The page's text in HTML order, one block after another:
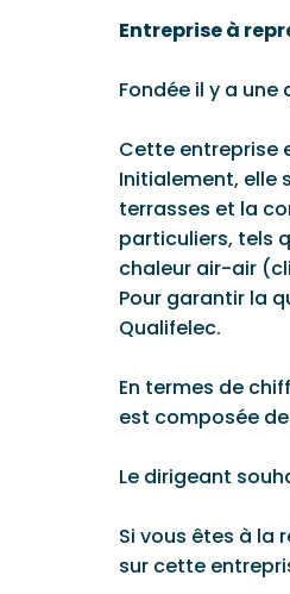
Entreprise à
Fondée il y a
Cette entreprise
Initialement, elle
terrasses et la
particuliers, tels
chaleur air-air
Pour garantir la
Qualifelec.
En termes de
est composée
Le dirigeant
Si vous êtes à la
sur cette